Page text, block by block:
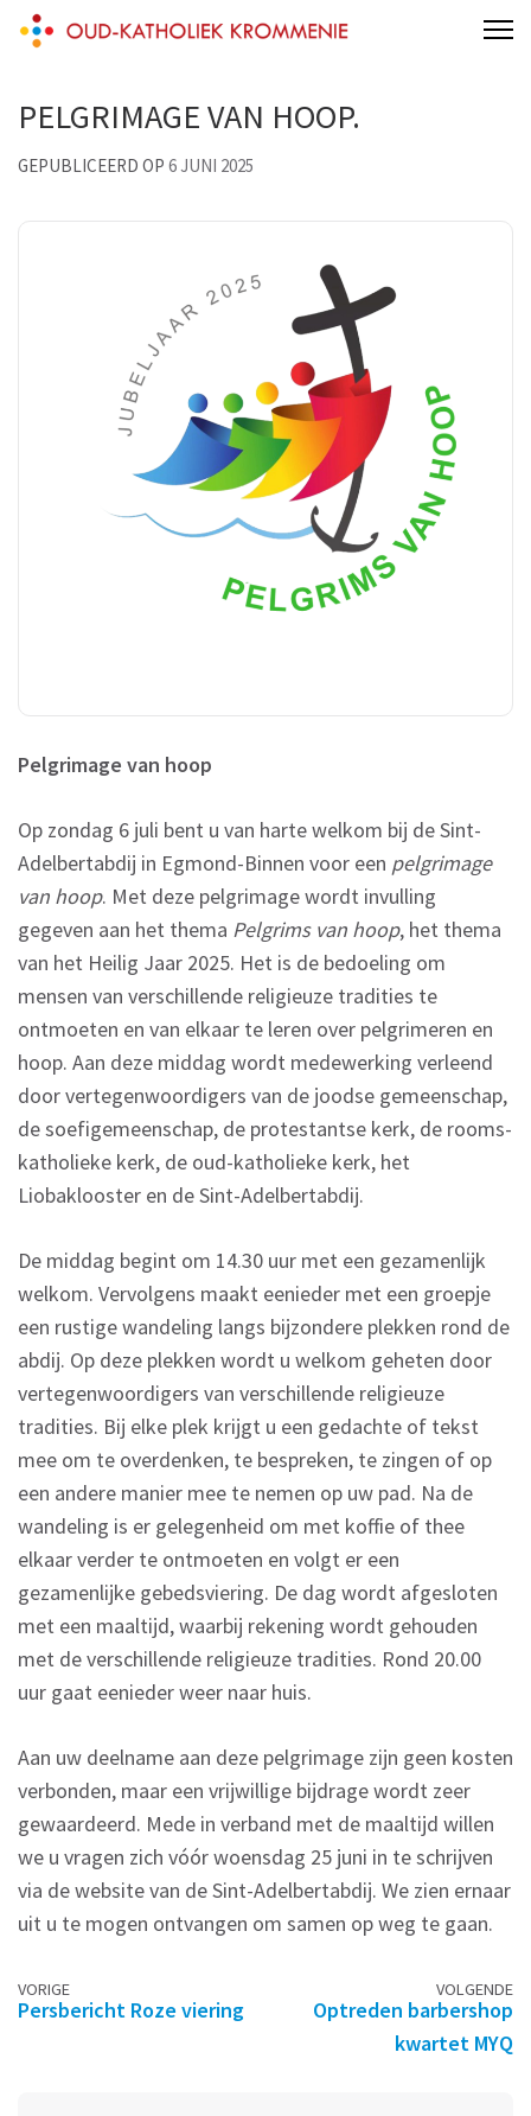
Skip
(Press
Oud-Katholieke Parochie van
PELGRIMAGE VAN HOOP.
GEPUBLICEERD OP 6 JUNI 2025
Pelgrimage van hoop
Op zondag 6 juli bent u van harte welkom bij de Sint-
Adelbertabdij in Egmond-Binnen voor een pelgrimage
van hoop. Met deze pelgrimage wordt invulling
gegeven aan het thema Pelgrims van hoop, het thema
van het Heilig Jaar 2025. Het is de bedoeling om
mensen van verschillende religieuze tradities te
ontmoeten en van elkaar te leren over pelgrimeren en
hoop. Aan deze middag wordt medewerking verleend
door vertegenwoordigers van de joodse gemeenschap,
de soefigemeenschap, de protestantse kerk, de rooms-
katholieke kerk, de oud-katholieke kerk, het
Liobaklooster en de Sint-Adelbertabdij.
De middag begint om 14.30 uur met een gezamenlijk
welkom. Vervolgens maakt eenieder met een groepje
een rustige wandeling langs bijzondere plekken rond de
abdij. Op deze plekken wordt u welkom geheten door
vertegenwoordigers van verschillende religieuze
tradities. Bij elke plek krijgt u een gedachte of tekst
mee om te overdenken, te bespreken, te zingen of op
een andere manier mee te nemen op uw pad. Na de
wandeling is er gelegenheid om met koffie of thee
elkaar verder te ontmoeten en volgt er een
gezamenlijke gebedsviering. De dag wordt afgesloten
met een maaltijd, waarbij rekening wordt gehouden
met de verschillende religieuze tradities. Rond 20.00
uur gaat eenieder weer naar huis.
Aan uw deelname aan deze pelgrimage zijn geen kosten
verbonden, maar een vrijwillige bijdrage wordt zeer
gewaardeerd. Mede in verband met de maaltijd willen
we u vragen zich vóór woensdag 25 juni in te schrijven
via de website van de Sint-Adelbertabdij. We zien ernaar
uit u te mogen ontvangen om samen op weg te gaan.
Berichtennavigatie
VORIGE
Persbericht Roze viering
VOLGENDE
Optreden barbershop
kwartet MYQ